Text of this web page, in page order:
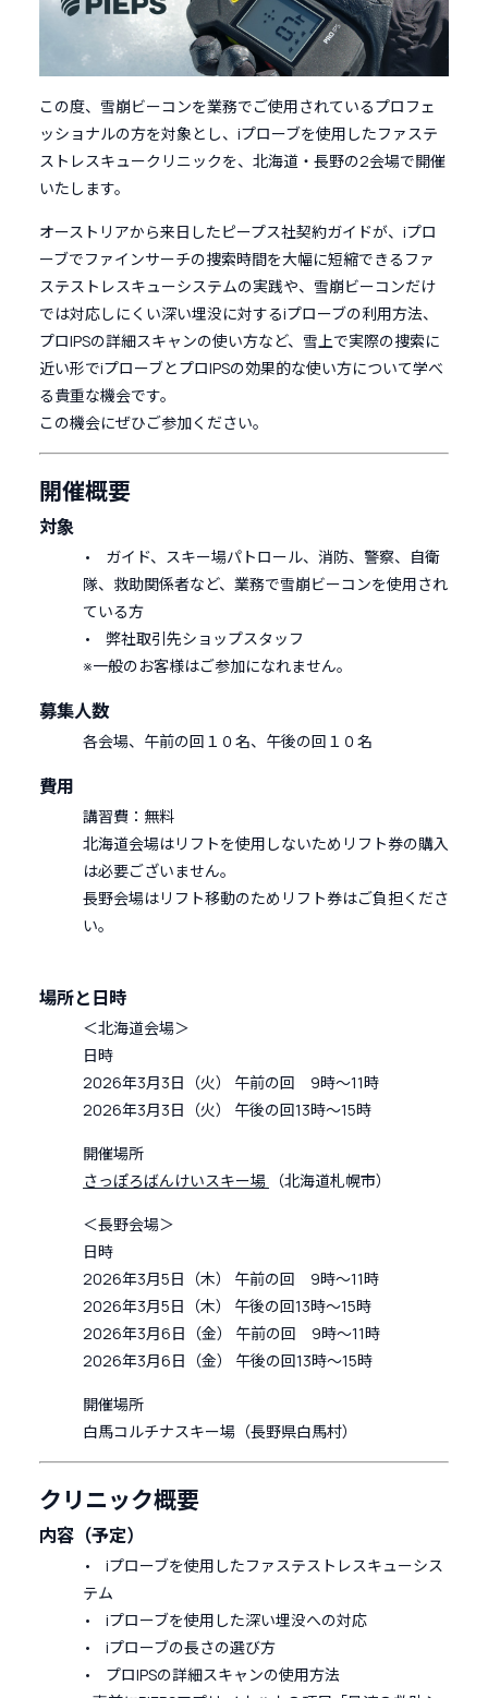
この度、雪崩ビーコンを業務でご使用されているプロフェ
ッショナルの方を対象とし、iプローブを使用したファステ
ストレスキュークリニックを、北海道・長野の2会場で開催
いたします。
オーストリアから来日したピープス社契約ガイドが、iプロ
ーブでファインサーチの捜索時間を大幅に短縮できるファ
ステストレスキューシステムの実践や、雪崩ビーコンだけ
では対応しにくい深い埋没に対するiプローブの利用方法、
プロIPSの詳細スキャンの使い方など、雪上で実際の捜索に
近い形でiプローブとプロIPSの効果的な使い方について学べ
る貴重な機会です。
この機会にぜひご参加ください。
開催概要
対象
• ガイド、スキー場パトロール、消防、警察、自衛
隊、救助関係者など、業務で雪崩ビーコンを使用され
ている方
• 弊社取引先ショップスタッフ
※一般のお客様はご参加になれません。
募集人数
各会場、午前の回１０名、午後の回１０名
費用
講習費：無料
北海道会場はリフトを使用しないためリフト券の購入
は必要ございません。
長野会場はリフト移動のためリフト券はご負担くださ
い。
場所と日時
＜北海道会場＞
日時
2026年3月3日（火） 午前の回 9時～11時
2026年3月3日（火） 午後の回13時～15時
開催場所
さっぽろばんけいスキー場
（北海道札幌市）
＜長野会場＞
日時
2026年3月5日（木） 午前の回 9時～11時
2026年3月5日（木） 午後の回13時～15時
2026年3月6日（金） 午前の回 9時～11時
2026年3月6日（金） 午後の回13時～15時
開催場所
白馬コルチナスキー場（長野県白馬村）
クリニック概要
内容（予定）
• iプローブを使用したファステストレスキューシス
テム
• iプローブを使用した深い埋没への対応
• iプローブの長さの選び方
• プロIPSの詳細スキャンの使用方法